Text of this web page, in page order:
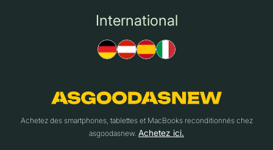
International
Achetez des smartphones, tablettes et MacBooks reconditionnés chez
asgoodasnew. Achetez ici.